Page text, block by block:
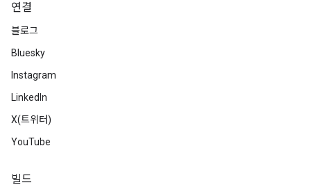
연결
블로그
Bluesky
Instagram
LinkedIn
X(트위터)
YouTube
빌드